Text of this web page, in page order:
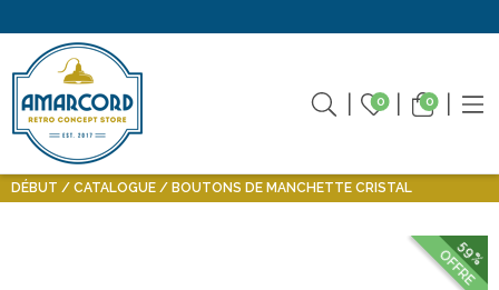
0 0
DÉBUT CATALOGUE BOUTONS DE MANCHETTE CRISTAL
59%
OFFRE